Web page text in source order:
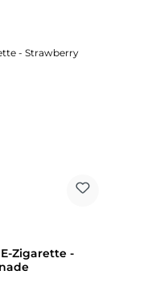
Zigarette -